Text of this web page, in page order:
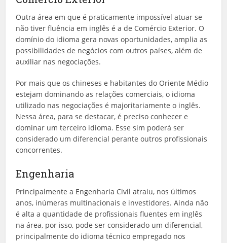
Outra área em que é praticamente impossível atuar se
não tiver fluência em inglês é a de Comércio Exterior. O
domínio do idioma gera novas oportunidades, amplia as
possibilidades de negócios com outros países, além de
auxiliar nas negociações.
Por mais que os chineses e habitantes do Oriente Médio
estejam dominando as relações comerciais, o idioma
utilizado nas negociações é majoritariamente o inglês.
Nessa área, para se destacar, é preciso conhecer e
dominar um terceiro idioma. Esse sim poderá ser
considerado um diferencial perante outros profissionais
concorrentes.
Engenharia
Principalmente a Engenharia Civil atraiu, nos últimos
anos, inúmeras multinacionais e investidores. Ainda não
é alta a quantidade de profissionais fluentes em inglês
na área, por isso, pode ser considerado um diferencial,
principalmente do idioma técnico empregado nos